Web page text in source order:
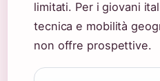
limitati. Per i giovani
tecnica e mobilità
non offre prospettive.